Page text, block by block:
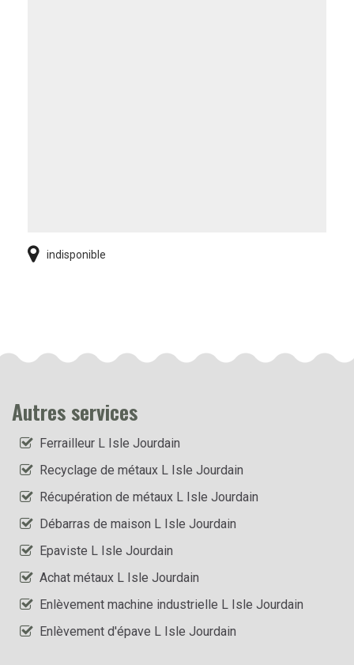
indisponible
Autres services
Ferrailleur L Isle Jourdain
Recyclage de métaux L Isle Jourdain
Récupération de métaux L Isle Jourdain
Débarras de maison L Isle Jourdain
Epaviste L Isle Jourdain
Achat métaux L Isle Jourdain
Enlèvement machine industrielle L Isle Jourdain
Enlèvement d'épave L Isle Jourdain